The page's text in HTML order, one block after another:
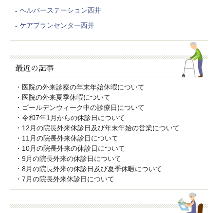
ヘルパーステーション西井
ケアプランセンター西井
最近の記事
医院の外来診察の年末年始休暇について
医院の外来夏季休暇について
ゴールデンウィーク中の診療日について
令和7年1月からの休診日について
12月の院長外来休診日及び年末年始の営業について
11月の院長外来休診日について
10月の院長外来の休診日について
9月の院長外来の休診日について
8月の院長外来の休診日及び夏季休暇について
7月の院長外来休診日について